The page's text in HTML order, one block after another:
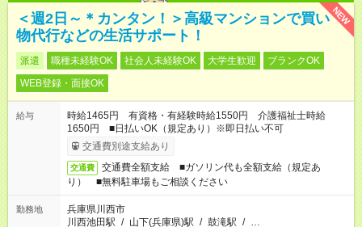
NEW
＜週2日～＊カンタン！＞高級マンションで買い
物代行などの生活サポート！
派遣 職種未経験OK 社会人未経験OK 大学生歓迎
ブランクOK
WEB登録・面接OK
給与
時給1465円 有資格・有経験時給1550円 介護福祉士時給
1650円 ■日払いOK（規定あり）※即日払い不可
交通費別途支給あり
交通費
交通費全額支給 ■ガソリン代も全額支給（規定あ
り） ■無料駐車場もご相談ください
勤務地
兵庫県川西市
川西池田駅 / 山下(兵庫県)駅 / 鼓滝駅 / …